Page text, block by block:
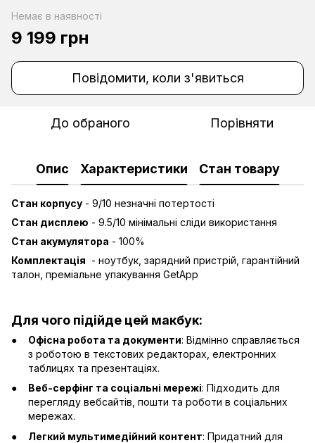
Немає в наявності
9 199 грн
Повідомити, коли з'явиться
До обраного Порівняти
Опис Характеристики Стан товару
Стан корпусу - 9/10 незначні потертості
Стан дисплею - 9.5/10 мінімальні сліди використання
Стан акумулятора - 100%
Комплектація - ноутбук, зарядний пристрій, гарантійний
талон, преміальне упакування GetApp
Для чого підійде цей макбук:
Офісна робота та документи: Відмінно справляється
з роботою в текстових редакторах, електронних
таблицях та презентаціях.
Веб-серфінг та соціальні мережі: Підходить для
перегляду вебсайтів, пошти та роботи в соціальних
мережах.
Легкий мультимедійний контент: Придатний для